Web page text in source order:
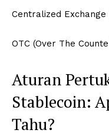
Centralized
OTC (Over The
Aturan
Stablecoin:
Tahu?